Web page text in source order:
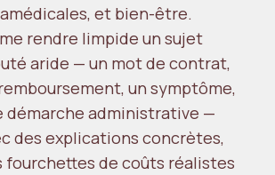
et bien-être.
rendre limpide un sujet
aride — un mot de contrat,
un symptôme,
démarche administrative —
des explications concrètes,
fourchettes de coûts réalistes